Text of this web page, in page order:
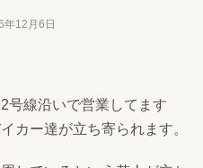
年12月6日
号線沿いで営業してます
カー達が立ち寄られます。